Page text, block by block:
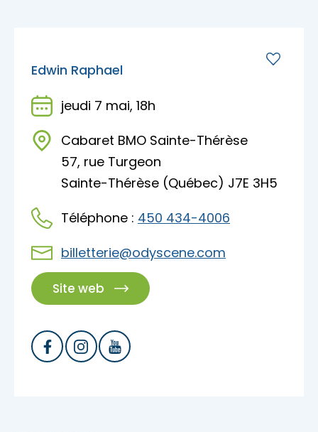
Edwin Raphael
jeudi 7 mai, 18h
Cabaret BMO Sainte-Thérèse
57, rue Turgeon
Sainte-Thérèse (Québec) J7E 3H5
Téléphone : 450 434-4006
billetterie@odyscene.com
Site web